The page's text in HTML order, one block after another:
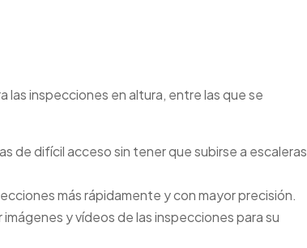
las inspecciones en altura, entre las que se
de difícil acceso sin tener que subirse a escaleras
más rápidamente y con mayor precisión.
y vídeos de las inspecciones para su